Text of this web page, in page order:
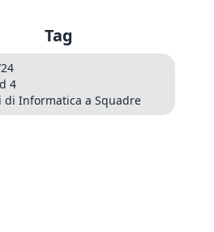
Tag
4
di Informatica a Squadre